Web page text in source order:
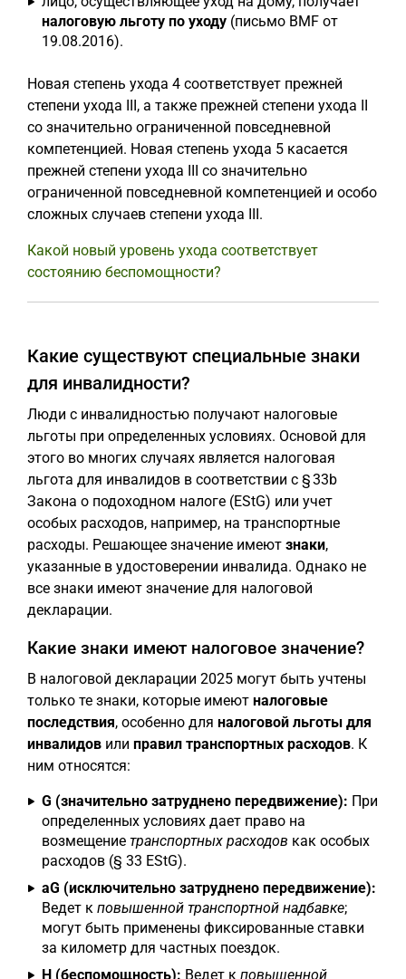
налоговую льготу по уходу (письмо BMF от
19.08.2016).
Новая степень ухода 4 соответствует прежней
степени ухода III, а также прежней степени ухода II
со значительно ограниченной повседневной
компетенцией. Новая степень ухода 5 касается
прежней степени ухода III со значительно
ограниченной повседневной компетенцией и особо
сложных случаев степени ухода III.
Какой новый уровень ухода соответствует
состоянию беспомощности?
Какие существуют специальные знаки
для инвалидности?
Люди с инвалидностью получают налоговые
льготы при определенных условиях. Основой для
этого во многих случаях является налоговая
льгота для инвалидов в соответствии с § 33b
Закона о подоходном налоге (EStG) или учет
особых расходов, например, на транспортные
расходы. Решающее значение имеют знаки,
указанные в удостоверении инвалида. Однако не
все знаки имеют значение для налоговой
декларации.
Какие знаки имеют налоговое значение?
В налоговой декларации 2025 могут быть учтены
только те знаки, которые имеют налоговые
последствия, особенно для налоговой льготы для
инвалидов или правил транспортных расходов. К
ним относятся:
G (значительно затруднено передвижение): При
определенных условиях дает право на
возмещение транспортных расходов как особых
расходов (§ 33 EStG).
aG (исключительно затруднено передвижение):
Ведет к повышенной транспортной надбавке;
могут быть применены фиксированные ставки
за километр для частных поездок.
H (беспомощность): Ведет к повышенной